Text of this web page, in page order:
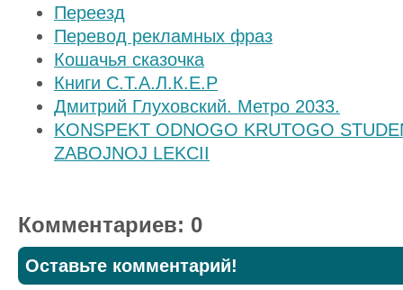
Переезд
Перевод рекламных фраз
Кошачья сказочка
Книги С.Т.А.Л.К.Е.Р
Дмитрий Глуховский. Метро 2033.
KONSPEKT ODNOGO KRUTOGO
ZABOJNOJ LEKCII
Комментариев: 0
Оставьте комментарий!